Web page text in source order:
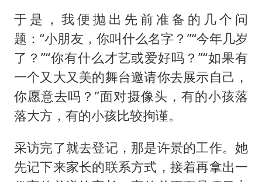
于是，我便抛出先前准备的几个问
题：“小朋友，你叫什么名字？”“今年几岁
了？”“你有什么才艺或爱好吗？”“如果有
一个又大又美的舞台邀请你去展示自己，
你愿意去吗？”面对摄像头，有的小孩落
落大方，有的小孩比较拘谨。
采访完了就去登记，那是许景的工作。她
先记下来家长的联系方式，接着再拿出一